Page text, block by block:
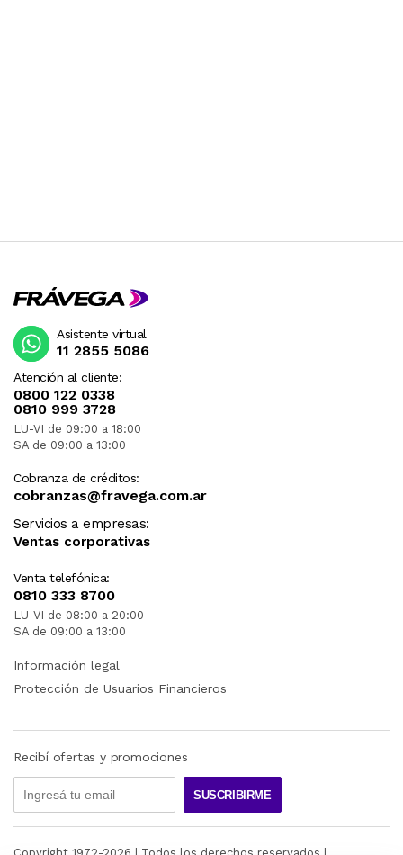
Atención al cliente:
0800 122 0338
0810 999 3728
LU-VI de 09:00 a 18:00
SA de 09:00 a 13:00
Cobranza de créditos:
cobranzas@fravega.com.ar
Servicios a empresas:
Ventas corporativas
Venta telefónica:
0810 333 8700
LU-VI de 08:00 a 20:00
SA de 09:00 a 13:00
Asistente virtual
11 2855 5086
Información legal
Protección de Usuarios Financieros
Recibí ofertas y promociones
SUSCRIBIRME